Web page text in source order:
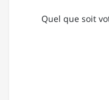
Quel que soit